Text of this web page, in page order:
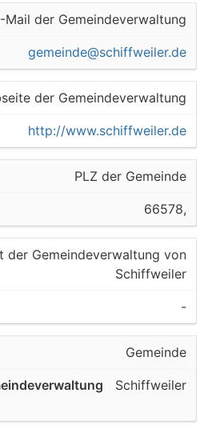
Mail der Gemeindeverwaltung
gemeinde@schiffweiler.de
der Gemeindeverwaltung
http://www.schiffweiler.de
PLZ der Gemeinde
66578,
der Gemeindeverwaltung von
Schiffweiler
-
Gemeinde
Schiffweiler